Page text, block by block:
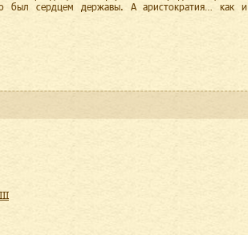
был сердцем державы. А аристократия… как и